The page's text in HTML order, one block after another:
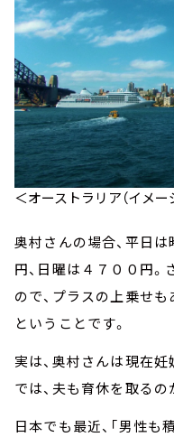
＜オーストラリア（イメー
奥村さんの場合、平日
円、日曜は４７００円
ので、プラスの上乗せも
ということです。
実は、奥村さんは現在
では、夫も育休を取るの
日本でも最近、「男性